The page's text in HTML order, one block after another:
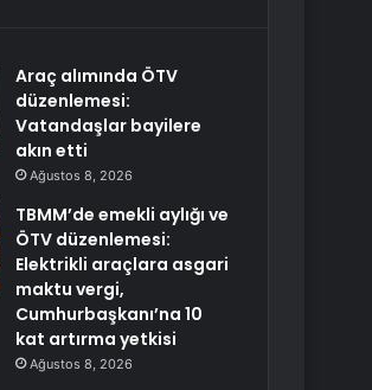
Araç alımında ÖTV
düzenlemesi:
Vatandaşlar bayilere
akın etti
Ağustos 8, 2026
TBMM’de emekli aylığı ve
ÖTV düzenlemesi:
Elektrikli araçlara asgari
maktu vergi,
Cumhurbaşkanı’na 10
kat artırma yetkisi
Ağustos 8, 2026